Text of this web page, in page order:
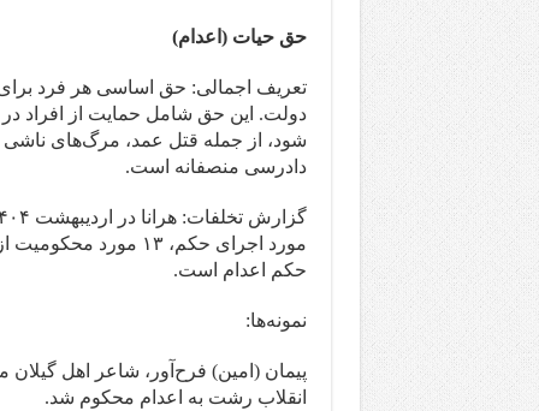
حق حیات (اعدام)
تعریف اجمالی: حق اساسی هر فرد
دولت. این حق شامل حمایت از افراد
شود، از جمله قتل عمد، مرگ‌های ناشی
دادرسی منصفانه است.
حکم اعدام است.
نمونه‌ها:
پیمان (امین) فرح‌آور، شاعر اهل
انقلاب رشت به اعدام محکوم شد.